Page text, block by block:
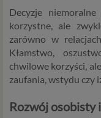
Decyzje
korzystne, ale
zarówno w
Kłamstwo,
chwilowe korzyści,
zaufania, wstydu czy
Rozwój osobisty